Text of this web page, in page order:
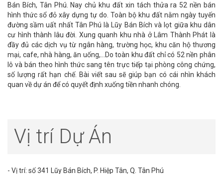
Bán Bích, Tân Phú. Nay chủ khu đất xin tách thửa ra 52 nền bán
hình thức sổ đỏ xây dựng tự do. Toàn bộ khu đất nằm ngày tuyến
đường sầm uất nhất Tân Phú là Lũy Bán Bích và lọt giữa khu dân
cư hình thành lâu đời. Xung quanh khu nhà ở Lâm Thành Phát là
đầy đủ các dịch vụ từ ngân hàng, trường học, khu căn hộ thương
mại, cafe, nhà hàng, ăn uống,...Do toàn khu đất chỉ có 52 nền phân
lô và bán theo hình thức sang tên trực tiếp tại phòng công chứng,
số lượng rất hạn chế. Bài viết sau sẽ giúp bạn có cái nhìn khách
quan về dự án để có quyết định xuống tiền nhanh chóng.
Vị trí Dự Án
- Vị trí: số 341 Lũy Bán Bích, P. Hiệp Tân, Q. Tân Phú